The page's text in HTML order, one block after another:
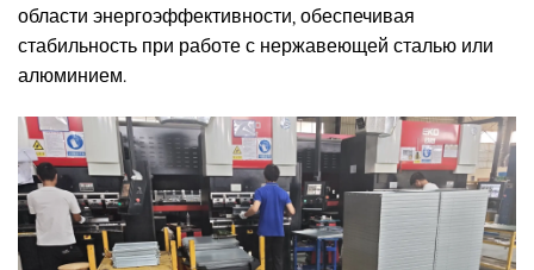
области энергоэффективности, обеспечивая
стабильность при работе с нержавеющей сталью или
алюминием.